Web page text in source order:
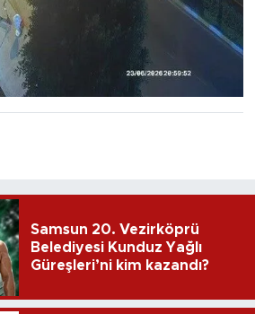
Samsun 20. Vezirköprü
Belediyesi Kunduz Yağlı
Güreşleri’ni kim kazandı?